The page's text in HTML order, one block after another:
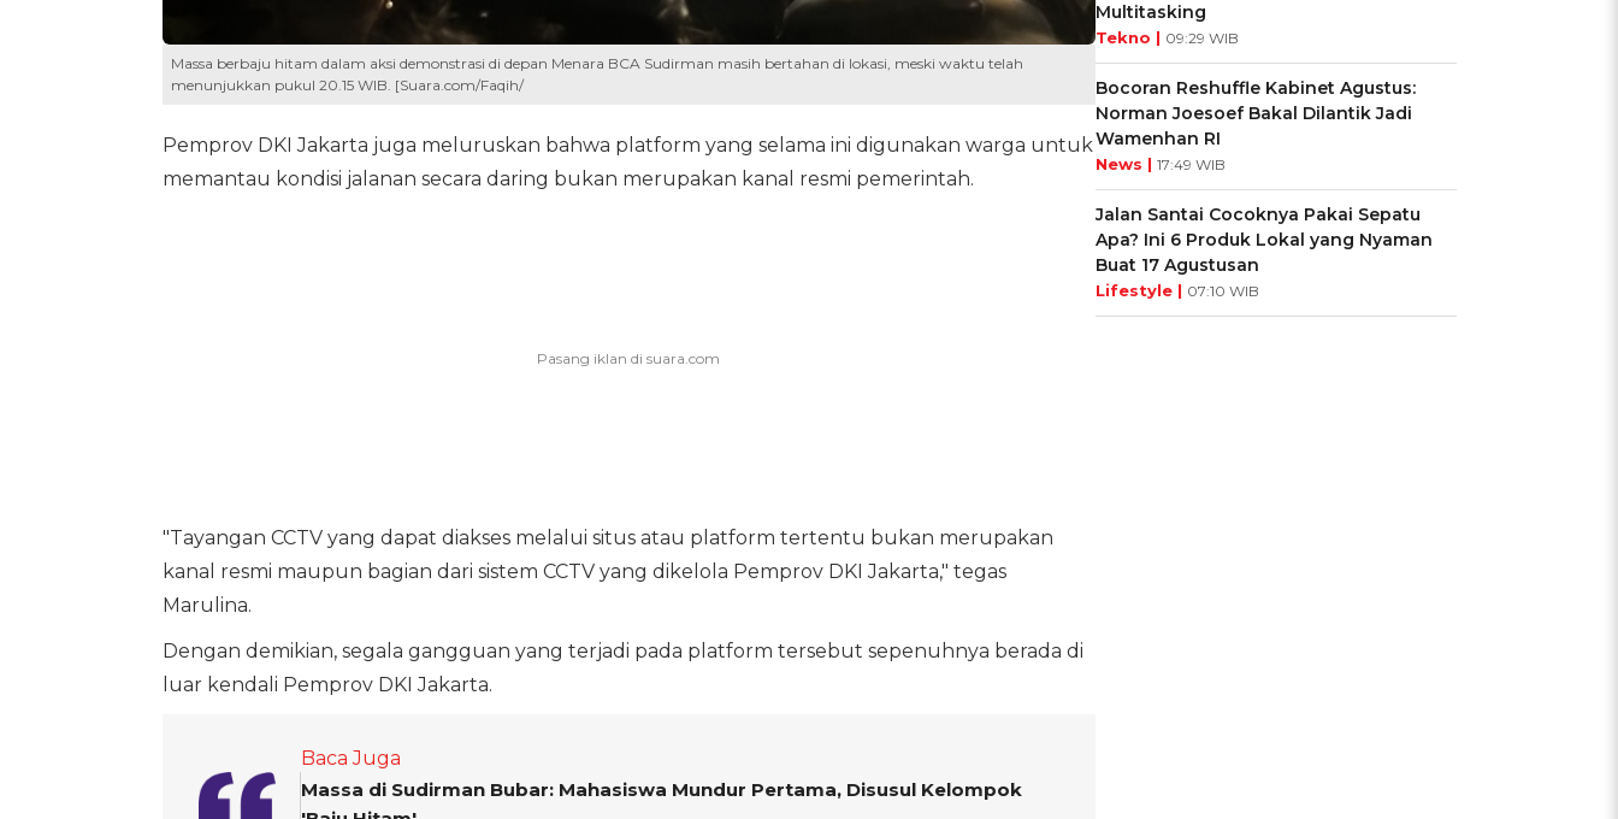
Massa berbaju hitam dalam aksi demonstrasi di depan Menara BCA Sudirman masih bertahan di lokasi, meski waktu telah
menunjukkan pukul 20.15 WIB. [Suara.com/Faqih/
Pemprov DKI Jakarta juga meluruskan bahwa platform yang selama ini digunakan warga untuk
memantau kondisi jalanan secara daring bukan merupakan kanal resmi pemerintah.
"Tayangan CCTV yang dapat diakses melalui situs atau platform tertentu bukan merupakan
kanal resmi maupun bagian dari sistem CCTV yang dikelola Pemprov DKI Jakarta," tegas
Marulina.
Dengan demikian, segala gangguan yang terjadi pada platform tersebut sepenuhnya berada di
luar kendali Pemprov DKI Jakarta.
Baca Juga
Massa di Sudirman Bubar: Mahasiswa Mundur Pertama, Disusul Kelompok
Multitasking
Tekno | 09:29 WIB
Bocoran Reshuffle Kabinet Agustus:
Norman Joesoef Bakal Dilantik Jadi
Wamenhan RI
News | 17:49 WIB
Jalan Santai Cocoknya Pakai Sepatu
Apa? Ini 6 Produk Lokal yang Nyaman
Buat 17 Agustusan
Lifestyle | 07:10 WIB